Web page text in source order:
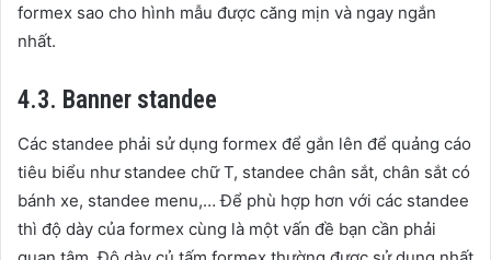
formex sao cho hình mẫu được căng mịn và ngay ngắn
nhất.
4.3. Banner standee
Các standee phải sử dụng formex để gắn lên để quảng cáo
tiêu biểu như standee chữ T, standee chân sắt, chân sắt có
bánh xe, standee menu,… Để phù hợp hơn với các standee
thì độ dày của formex cùng là một vấn đề bạn cần phải